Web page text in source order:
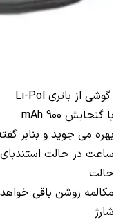
گوشی از باتری Li-Pol
با گنجایش
mAh 900
بهره می جوید و بنابر
حالت
مکالمه روشن باقی
شارژ